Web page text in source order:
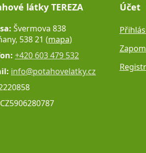
látky TEREZA
Švermova 838
538 21 (mapa)
+420 603 479 532
info@potahovelatky.cz
CZ5906280787
Účet